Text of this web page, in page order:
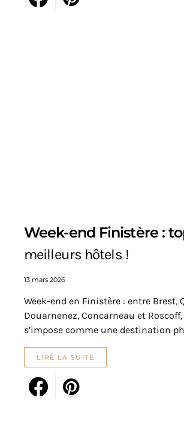
Week-end Finistère :
meilleurs hôtels !
13 mars 2026
Week-end en Finistère : entre Brest,
Douarnenez, Concarneau et
s’impose comme une destination
LIRE LA SUITE